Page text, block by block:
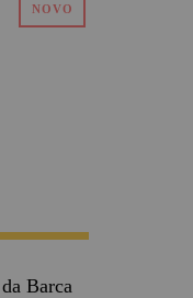
Barca